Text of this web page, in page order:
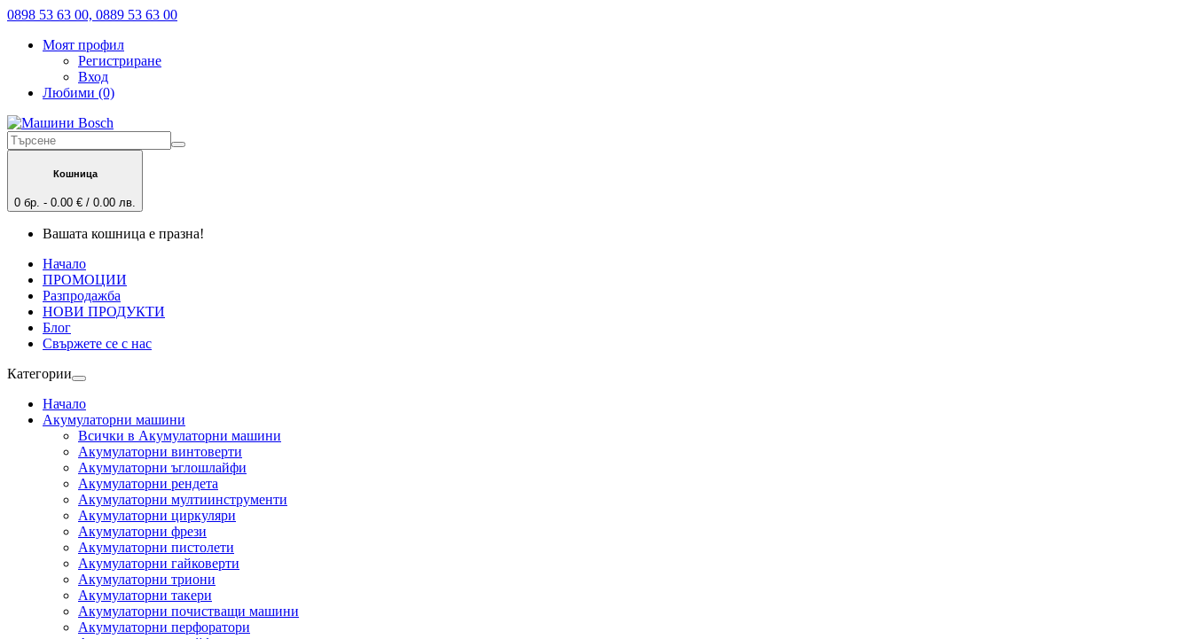
0898 53 63 00, 0889 53 63 00
Моят профил
Регистриране
Вход
Любими (0)
Кошница
0 бр. - 0.00 € / 0.00 лв.
Вашата кошница е празна!
Начало
ПРОМОЦИИ
Разпродажба
НОВИ ПРОДУКТИ
Блог
Свържете се с нас
Категории
Начало
Акумулаторни машини
Всички в Акумулаторни машини
Акумулаторни винтоверти
Акумулаторни ъглошлайфи
Акумулаторни рендета
Акумулаторни мултиинструменти
Акумулаторни циркуляри
Акумулаторни фрези
Акумулаторни пистолети
Акумулаторни гайковерти
Акумулаторни триони
Акумулаторни такери
Акумулаторни почистващи машини
Акумулаторни перфоратори